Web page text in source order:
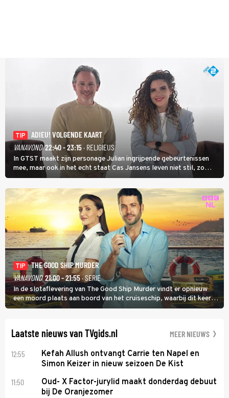
TIP
ADIEU! VOLGENDE KAART
VANAVOND 22:40 - 23:15· RELIGIEUS
In GTST maakt zijn personage Julian ingrijpende gebeurtenissen
mee, maar ook in het echt staat Cas Jansens leven niet stil, zo
vertelt hij in Adieu! Volgende Kaart.
TIP
THE GOOD SHIP MURDER
VANAVOND 21:00 - 21:55· SERIE
In de slotaflevering van The Good Ship Murder vindt er opnieuw
een moord plaats aan boord van het cruiseschip, waarbij dit keer
een bemanningslid het slachtoffer is en kapitein Marlowe de dader
Laatste nieuws van TVgids.nl MEER NIEUWS
12:55
Kefah Allush ontvangt Carrie ten Napel en
Simon Keizer in nieuw seizoen De Kist
11:50
Oud- X Factor-jurylid maakt donderdag debuut
bij De Oranjezomer